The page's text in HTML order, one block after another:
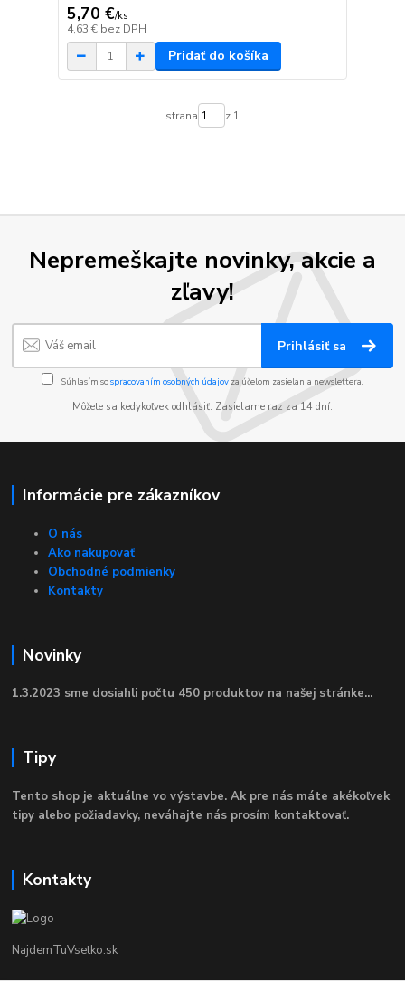
5,70 €/ks
4,63 € bez DPH
Pridať do košíka
strana z 1
Nepremeškajte novinky, akcie a
zľavy!
Prihlásiť sa
Súhlasím sospracovaním osobných údajov za účelom zasielania newslettera.
Môžete sa kedykoľvek odhlásiť. Zasielame raz za 14 dní.
Informácie pre zákazníkov
O nás
Ako nakupovať
Obchodné podmienky
Kontakty
Novinky
1.3.2023 sme dosiahli počtu 450 produktov na našej stránke...
Tipy
Tento shop je aktuálne vo výstavbe. Ak pre nás máte akékoľvek
tipy alebo požiadavky, neváhajte nás prosím kontaktovať.
Kontakty
NajdemTuVsetko.sk